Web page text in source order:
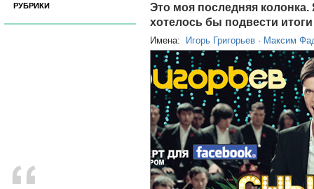
РУБРИКИ
Это моя последняя
хотелось бы подвести итоги
Имена: Игорь Григорьев · Максим